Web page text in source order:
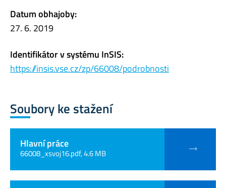
Datum obhajoby:
27. 6. 2019
Identifikátor v systému InSIS:
https://insis.vse.cz/zp/66008/podrobnosti
Soubory ke stažení
Hlavní práce
66008_xsvoj16.pdf, 4.6 MB